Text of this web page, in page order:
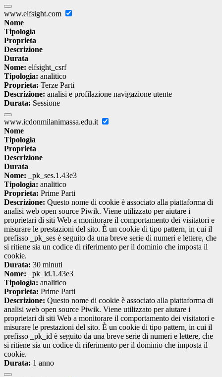
www.elfsight.com
Nome
Tipologia
Proprieta
Descrizione
Durata
Nome: elfsight_csrf
Tipologia: analitico
Proprieta: Terze Parti
Descrizione: analisi e profilazione navigazione utente
Durata: Sessione
www.icdonmilanimassa.edu.it
Nome
Tipologia
Proprieta
Descrizione
Durata
Nome: _pk_ses.1.43e3
Tipologia: analitico
Proprieta: Prime Parti
Descrizione: Questo nome di cookie è associato alla piattaforma di
analisi web open source Piwik. Viene utilizzato per aiutare i
proprietari di siti Web a monitorare il comportamento dei visitatori e
misurare le prestazioni del sito. È un cookie di tipo pattern, in cui il
prefisso _pk_ses è seguito da una breve serie di numeri e lettere, che
si ritiene sia un codice di riferimento per il dominio che imposta il
cookie.
Durata: 30 minuti
Nome: _pk_id.1.43e3
Tipologia: analitico
Proprieta: Prime Parti
Descrizione: Questo nome di cookie è associato alla piattaforma di
analisi web open source Piwik. Viene utilizzato per aiutare i
proprietari di siti Web a monitorare il comportamento dei visitatori e
misurare le prestazioni del sito. È un cookie di tipo pattern, in cui il
prefisso _pk_id è seguito da una breve serie di numeri e lettere, che
si ritiene sia un codice di riferimento per il dominio che imposta il
cookie.
Durata: 1 anno